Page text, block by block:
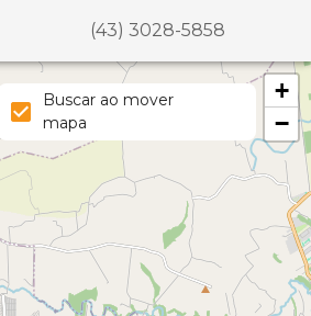
(43) 3028-5858
+
−
Buscar ao mover
mapa